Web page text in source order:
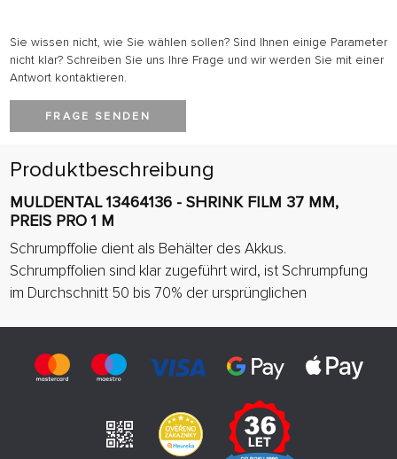
Sie wissen nicht, wie Sie wählen sollen? Sind Ihnen einige Parameter
nicht klar? Schreiben Sie uns Ihre Frage und wir werden Sie mit einer
Antwort kontaktieren.
FRAGE SENDEN
Produktbeschreibung
MULDENTAL 13464136 - SHRINK FILM 37 MM,
PREIS PRO 1 M
Schrumpffolie dient als Behälter des Akkus.
Schrumpffolien sind klar zugeführt wird, ist Schrumpfung
im Durchschnitt 50 bis 70% der ursprünglichen